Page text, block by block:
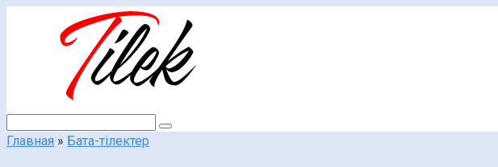
Главная » Бата-тілектер